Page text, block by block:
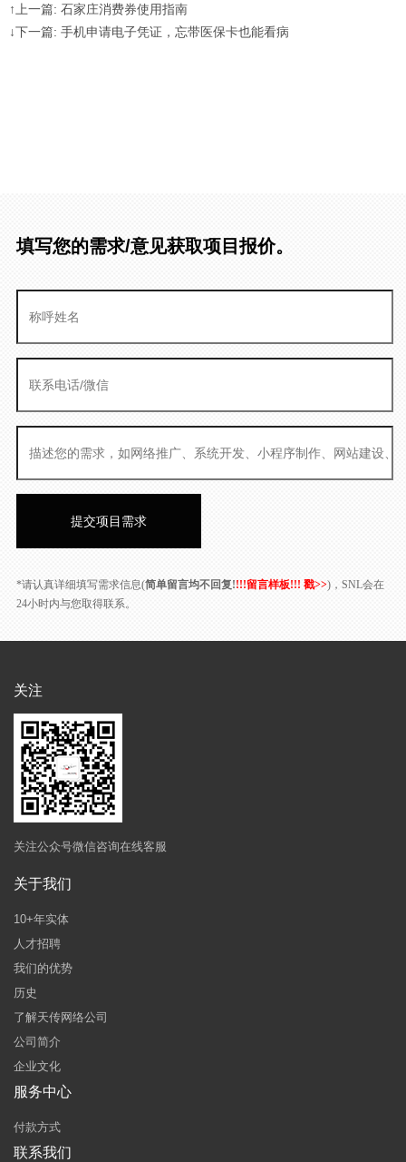
↑上一篇: 石家庄消费券使用指南
↓下一篇: 手机申请电子凭证，忘带医保卡也能看病
填写您的需求/意见获取项目报价。
*请认真详细填写需求信息(简单留言均不回复!!!!留言样板!!! 戳>>)，SNL会在
24小时内与您取得联系。
关注
关注公众号微信咨询在线客服
关于我们
10+年实体
人才招聘
我们的优势
历史
了解天传网络公司
公司简介
企业文化
服务中心
付款方式
联系我们